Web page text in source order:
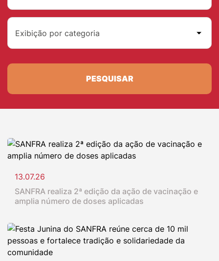
Exibição por categoria
PESQUISAR
13.07.26
SANFRA realiza 2ª edição da ação de vacinação e
amplia número de doses aplicadas